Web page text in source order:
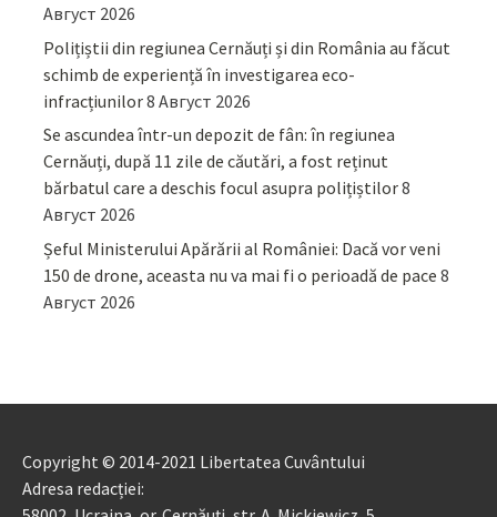
Август 2026
Polițiștii din regiunea Cernăuți și din România au făcut
schimb de experiență în investigarea eco-
infracțiunilor8 Август 2026
Se ascundea într-un depozit de fân: în regiunea
Cernăuți, după 11 zile de căutări, a fost reținut
bărbatul care a deschis focul asupra polițiștilor8
Август 2026
Șeful Ministerului Apărării al României: Dacă vor veni
150 de drone, aceasta nu va mai fi o perioadă de pace 8
Август 2026
Copyright © 2014-2021 Libertatea Cuvântului
Adresa redacției: